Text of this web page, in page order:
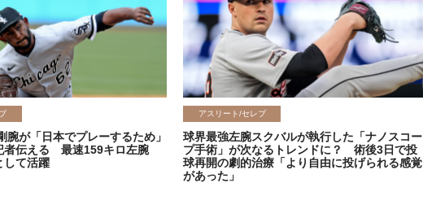
腕が「日本でプレーするため」
者伝える 最速159キロ左腕
して活躍
アスリート/セレブ
球界最強左腕スクバルが執行した「ナノスコー
プ手術」が次なるトレンドに？ 術後3日で投
球再開の劇的治療「より自由に投げられる感覚
があった」